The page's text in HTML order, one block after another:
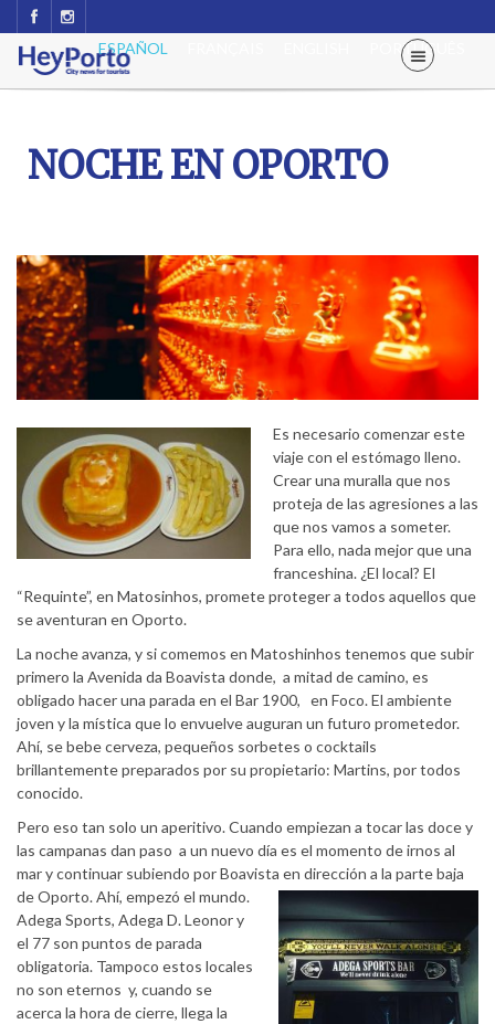
PORTUGUÊS
ESPAÑOL
NOCHE EN OPORTO
Es necesario comenzar este
viaje con el estómago lleno.
Crear una muralla que nos
proteja de las agresiones a las
que nos vamos a someter.
Para ello, nada mejor que una
franceshina. ¿El local? El
“Requinte”, en Matosinhos, promete proteger a todos aquellos que
se aventuran en Oporto.
La noche avanza, y si comemos en Matoshinhos tenemos que subir
primero la Avenida da Boavista donde, a mitad de camino, es
obligado hacer una parada en el Bar 1900, en Foco. El ambiente
joven y la mística que lo envuelve auguran un futuro prometedor.
Ahí, se bebe cerveza, pequeños sorbetes o cocktails
brillantemente preparados por su propietario: Martins, por todos
conocido.
Pero eso tan solo un aperitivo. Cuando empiezan a tocar las doce y
las campanas dan paso a un nuevo día es el momento de irnos al
mar y continuar subiendo por Boavista en dirección a la partebaja
de Oporto. Ahí, empezó el mundo.
Adega Sports, Adega D. Leonor y
el 77 son puntos de parada
obligatoria. Tampoco estos locales
no son eternos y, cuando se
acerca la hora de cierre, llega la